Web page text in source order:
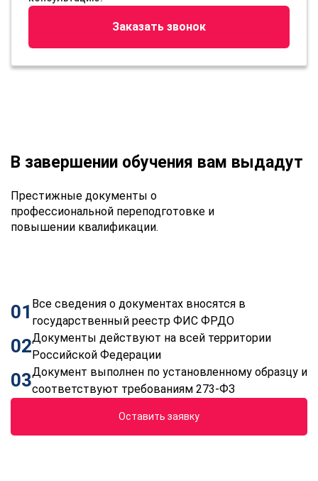
Заказать звонок
В завершении обучения вам выдадут
Престижные документы о
профессиональной переподготовке и
повышении квалификации.
01 Все сведения о документах вносятся в
государственный реестр ФИС ФРДО
02Документы действуют на всей территории
Российской Федерации
03Документ выполнен по установленному образцу и
соответствуют требованиям 273-ФЗ
Оставить заявку